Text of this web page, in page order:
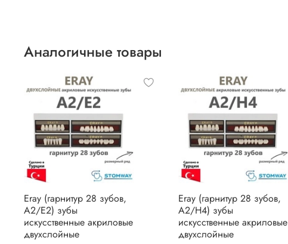
Аналогичные товары
Eray (гарнитур 28 зубов,
A2/E2) зубы
искусственные акриловые
двухслойные
Eray (гарнитур 28 зубов,
A2/H4) зубы
искусственные акриловые
двухслойные